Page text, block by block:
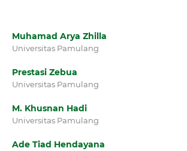
Muhamad Arya Zhilla
Universitas Pamulang
Prestasi Zebua
Universitas Pamulang
M. Khusnan Hadi
Universitas Pamulang
Ade Tiad Hendayana